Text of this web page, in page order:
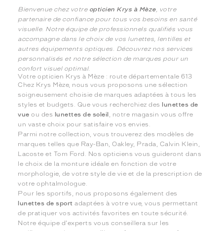
Bienvenue chez votre opticien Krys à Mèze, votre
partenaire de confiance pour tous vos besoins en santé
visuelle. Notre équipe de professionnels qualifiés vous
accompagne dans le choix de vos lunettes, lentilles et
autres équipements optiques. Découvrez nos services
personnalisés et notre sélection de marques pour un
confort visuel optimal.
Votre opticien Krys à Mèze : route départementale 613
Chez Krys Mèze, nous vous proposons une sélection
soigneusement choisie de marques adaptées à tous les
styles et budgets. Que vous recherchiez des
lunettes de
vue ou des lunettes de soleil , notre magasin vous offre
un vaste choix pour satisfaire vos envies.
Parmi notre collection, vous trouverez des modèles de
marques telles que Ray-Ban, Oakley, Prada, Calvin Klein,
Lacoste et Tom Ford. Nos opticiens vous guideront dans
le choix de la monture idéale en fonction de votre
morphologie, de votre style de vie et de la prescription de
votre ophtalmologue.
Pour les sportifs, nous proposons également des
lunettes de sport adaptées à votre vue, vous permettant
de pratiquer vos activités favorites en toute sécurité.
Notre équipe d'experts vous conseillera sur les